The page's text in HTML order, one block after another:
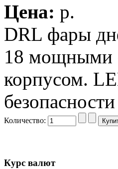
Цена: p.
DRL фары
18 мощными
корпусом.
Количество:
Курс валют